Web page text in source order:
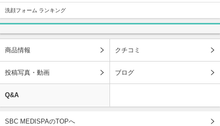
洗顔フォーム ランキング
商品情報 クチコミ
投稿写真・動画 ブログ
Q&A
SBC MEDISPAのTOPへ